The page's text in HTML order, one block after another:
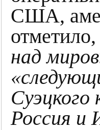
США,
отметило,
над
Россия и